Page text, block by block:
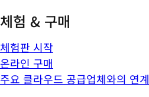
체험 & 구매
체험판 시작
온라인 구매
주요 클라우드 공급업체와의 연계